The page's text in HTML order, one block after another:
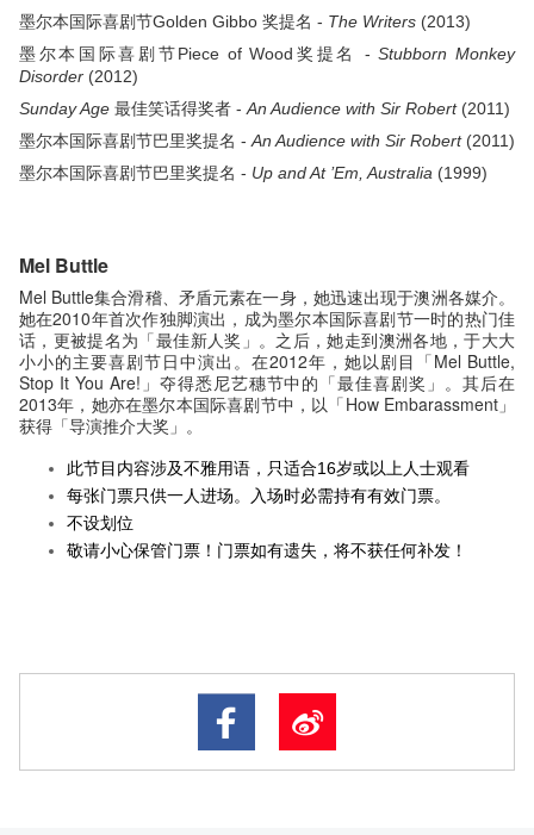
墨尔本国际喜剧节Golden Gibbo 奖提名 - The Writers (2013)
墨尔本国际喜剧节Piece of Wood奖提名 -Stubborn Monkey
Disorder (2012)
Sunday Age 最佳笑话得奖者 - An Audience with Sir Robert(2011)
墨尔本国际喜剧节巴里奖提名 - An Audience with Sir Robert(2011)
墨尔本国际喜剧节巴里奖提名 - Up and At ’Em, Australia (1999)
Mel Buttle
Mel Buttle集合滑稽、矛盾元素在一身，她迅速出现于澳洲各媒介。
她在2010年首次作独脚演出，成为墨尔本国际喜剧节一时的热门佳
话，更被提名为「最佳新人奖」。之后，她走到澳洲各地，于大大
小小的主要喜剧节日中演出。在2012年，她以剧目「Mel Buttle,
Stop It You Are!」夺得悉尼艺穗节中的「最佳喜剧奖」。其后在
2013年，她亦在墨尔本国际喜剧节中，以「How Embarassment」
获得「导演推介大奖」。
此节目内容涉及不雅用语，只适合16岁或以上人士观看
每张门票只供一人进场。入场时必需持有有效门票。
不设划位
敬请小心保管门票！门票如有遗失，将不获任何补发！